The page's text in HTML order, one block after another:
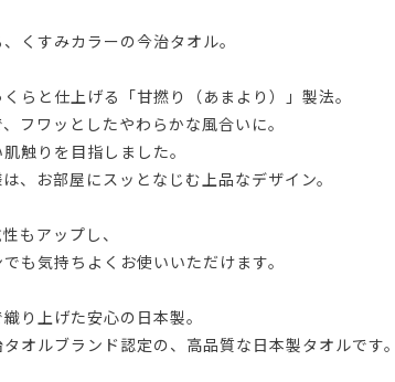
くすみカラーの今治タオル。
らと仕上げる「甘撚り（あまより）」製法。
フワッとしたやわらかな風合いに。
触りを目指しました。
、お部屋にスッとなじむ上品なデザイン。
もアップし、
も気持ちよくお使いいただけます。
り上げた安心の日本製。
オルブランド認定の、高品質な日本製タオルです。